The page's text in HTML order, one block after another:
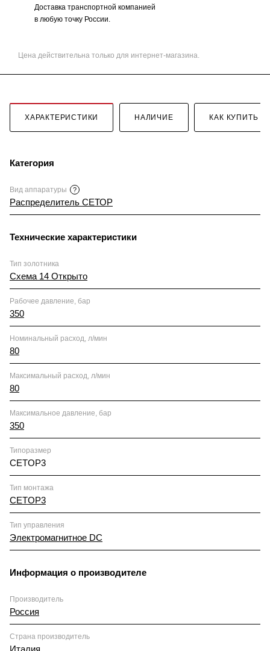
Доставка транспортной компанией
в любую точку России.
Цена действительна только для интернет-магазина.
ХАРАКТЕРИСТИКИ НАЛИЧИЕ КАК КУПИТЬ
Категория
Вид аппаратуры ?
Распределитель СЕТОР
Технические характеристики
Тип золотника
Схема 14 Открыто
Рабочее давление, бар
350
Номинальный расход, л/мин
80
Максимальный расход, л/мин
80
Максимальное давление, бар
350
Типоразмер
CETOP3
Тип монтажа
CETOP3
Тип управления
Электромагнитное DC
Информация о производителе
Производитель
Россия
Страна производитель
Италия